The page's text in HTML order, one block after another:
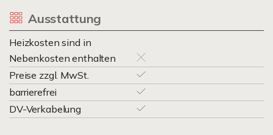
Ausstattung
Heizkosten sind in
Nebenkosten enthalten
Preise zzgl. MwSt.
barrierefrei
DV-Verkabelung